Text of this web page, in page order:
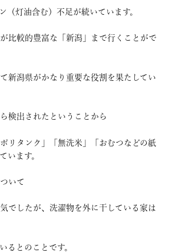
（灯油含む）不足が続いています。
比較的豊富な「新潟」まで行くことがで
新潟県がかなり重要な役割を果たしてい
検出されたということから
リタンク」「無洗米」「おむつなどの紙
います。
いて
でしたが、洗濯物を外に干している家は
るとのことです。